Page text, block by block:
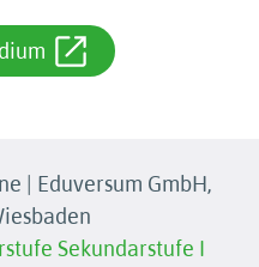
| Eduversum GmbH,
Sekundarstufe I